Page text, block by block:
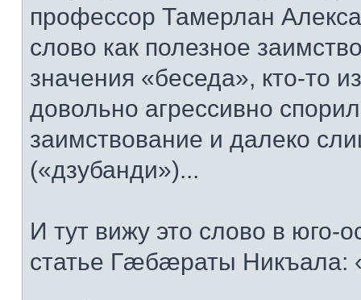
профессор Тамерлан
слово как полезное
значения «беседа», кто-то
довольно агрессивно
заимствование и далеко
(«дзубанди»)...
И тут вижу это слово в юго-
статье Гæбæраты